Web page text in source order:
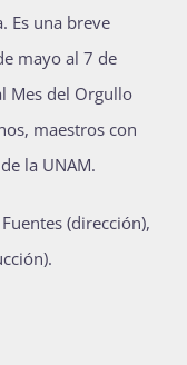
Es una breve
mayo al 7 de
Mes del Orgullo
maestros con
la UNAM.
(dirección),